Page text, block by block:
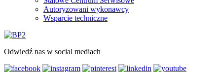
Autoryzowani wykonawcy
Wsparcie techniczne
Odwiedź nas w social mediach